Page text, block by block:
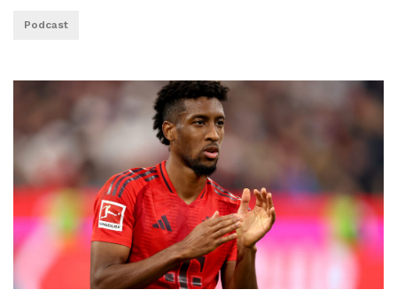
Podcast